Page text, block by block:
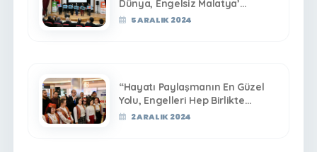
Dünya, Engelsiz Malatya’
Programı Renkli Anlara Sahne
5 ARALIK 2024
“Hayatı Paylaşmanın En Güzel
Yolu, Engelleri Hep Birlikte
Aşmaktır”
2 ARALIK 2024